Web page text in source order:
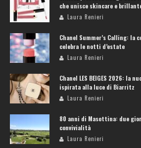
che unisce skincare e
Laura Renieri
Chanel Summer’s Calling: la
celebra le notti d’estate
Laura Renieri
Chanel LES BEIGES 2026: la
ispirata alla luce di Biarritz
Laura Renieri
80 anni di Masottina: due
convivialità
Laura Renieri